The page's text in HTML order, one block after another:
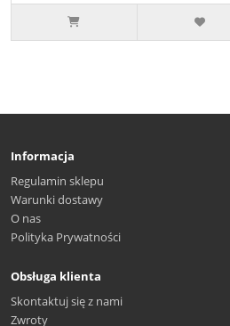
Informacja
Regulamin sklepu
Warunki dostawy
O nas
Polityka Prywatności
Obsługa klienta
Skontaktuj się z nami
Zwroty